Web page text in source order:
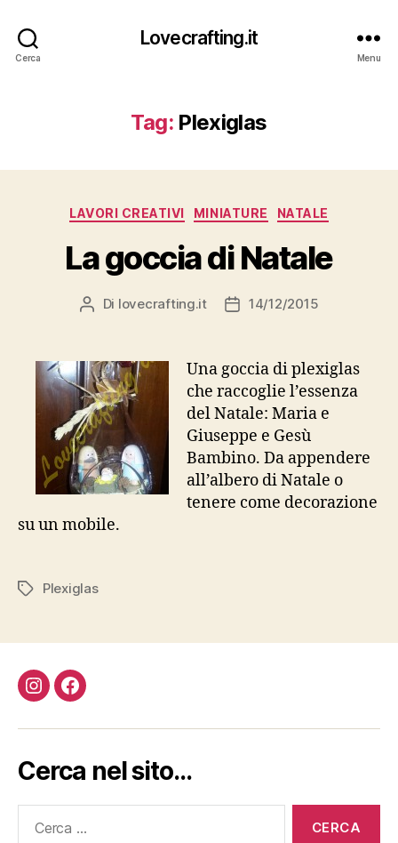
Cerca
Lovecrafting.it
Menu
Tag: Plexiglas
Categorie
LAVORI CREATIVI MINIATURE NATALE
La goccia di Natale
Autore
Di lovecrafting.it
Data14/12/2015
Una goccia di plexiglas
che raccoglie l’essenza
del Natale: Maria e
Giuseppe e Gesù
Bambino. Da appendere
all’albero di Natale o
tenere come decorazione
su un mobile.
Tag Plexiglas
InstagramFacebook
Cerca nel sito…